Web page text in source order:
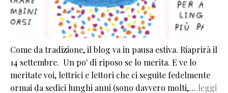
Come da tradizione, il blog va in pausa estiva. Riaprirà il
14 settembre. Un po' di riposo se lo merita. E ve lo
meritate voi, lettrici e lettori che ci seguite fedelmente
ormai da sedici lunghi anni (sono davvero molti,… leggi